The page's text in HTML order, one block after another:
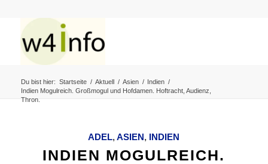
Du bist hier: Startseite / Aktuell / Asien / Indien /
Indien Mogulreich. Großmogul und Hofdamen. Hoftracht, Audienz,
Thron.
ADEL,ASIEN, INDIEN
INDIEN MOGULREICH.